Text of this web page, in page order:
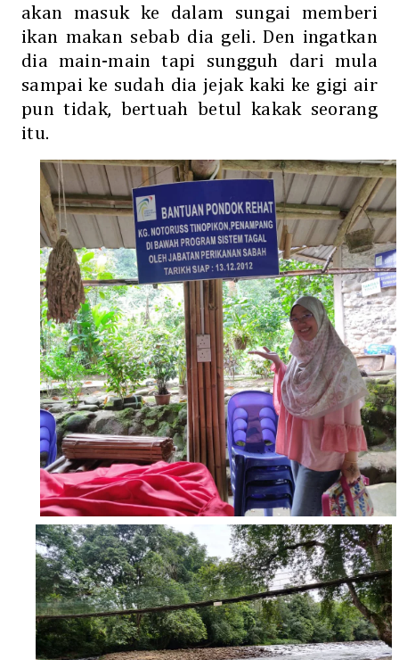
akan masuk ke dalam sungai memberi
ikan makan sebab dia geli. Den ingatkan
dia main-main tapi sungguh dari mula
sampai ke sudah dia jejak kaki ke gigi air
pun tidak, bertuah betul kakak seorang
itu.